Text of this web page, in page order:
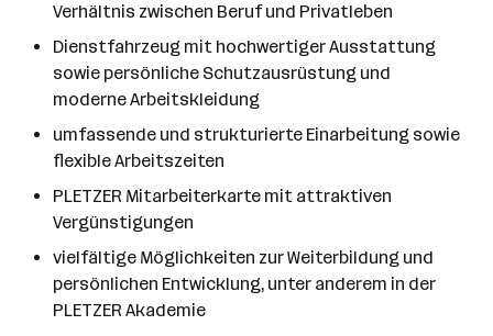
Verhältnis zwischen Beruf und Privatleben
Dienstfahrzeug mit hochwertiger Ausstattung
sowie persönliche Schutzausrüstung und
moderne Arbeitskleidung
umfassende und strukturierte Einarbeitung sowie
flexible Arbeitszeiten
PLETZER Mitarbeiterkarte mit attraktiven
Vergünstigungen
vielfältige Möglichkeiten zur Weiterbildung und
persönlichen Entwicklung, unter anderem in der
PLETZER Akademie